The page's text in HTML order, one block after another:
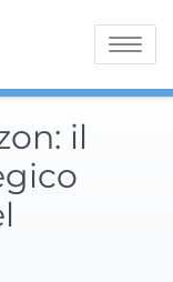
Toggle
il